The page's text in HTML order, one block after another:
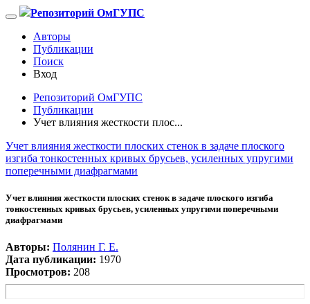
Репозиторий ОмГУПС
Авторы
Публикации
Поиск
Вход
Репозиторий ОмГУПС
Публикации
Учет влияния жесткости плос...
Учет влияния жесткости плоских стенок в задаче плоского
изгиба тонкостенных кривых брусьев, усиленных упругими
поперечными диафрагмами
Учет влияния жесткости плоских стенок в задаче плоского изгиба
тонкостенных кривых брусьев, усиленных упругими поперечными
диафрагмами
Авторы: Полянин Г. Е.
Дата публикации: 1970
Просмотров: 208